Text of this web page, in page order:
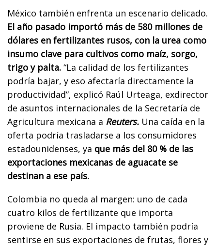
México también enfrenta un escenario delicado.
El año pasado importó más de 580 millones de
dólares en fertilizantes rusos, con la urea como
insumo clave para cultivos como maíz, sorgo,
trigo y palta. “La calidad de los fertilizantes
podría bajar, y eso afectaría directamente la
productividad”, explicó Raúl Urteaga, exdirector
de asuntos internacionales de la Secretaría de
Agricultura mexicana a Reuters. Una caída en la
oferta podría trasladarse a los consumidores
estadounidenses, ya que más del 80 % de las
exportaciones mexicanas de aguacate se
destinan a ese país.
Colombia no queda al margen: uno de cada
cuatro kilos de fertilizante que importa
proviene de Rusia. El impacto también podría
sentirse en sus exportaciones de frutas, flores y